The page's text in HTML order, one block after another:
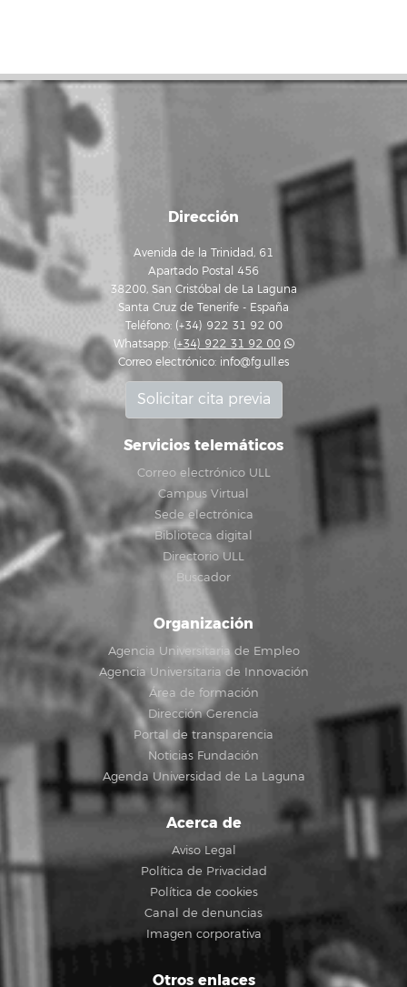
Dirección
Avenida de la Trinidad, 61
Apartado Postal 456
38200, San Cristóbal de La Laguna
Santa Cruz de Tenerife - España
Teléfono: (+34) 922 31 92 00
Whatsapp: (+34) 922 31 92 00
Correo electrónico: info@fg.ull.es
Solicitar cita previa
Servicios telemáticos
Correo electrónico ULL
Campus Virtual
Sede electrónica
Biblioteca digital
Directorio ULL
Buscador
Organización
Agencia Universitaria de Empleo
Agencia Universitaria de Innovación
Área de formación
Dirección Gerencia
Portal de transparencia
Noticias Fundación
Agenda Universidad de La Laguna
Acerca de
Aviso Legal
Política de Privacidad
Política de cookies
Canal de denuncias
Imagen corporativa
Otros enlaces